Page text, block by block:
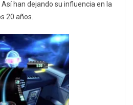
han dejando su influencia en la
20 años.